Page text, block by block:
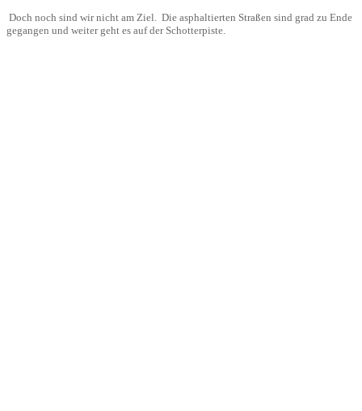
Doch noch sind wir nicht am Ziel. Die asphaltierten Straßen sind grad zu Ende
gegangen und weiter geht es auf der Schotterpiste.